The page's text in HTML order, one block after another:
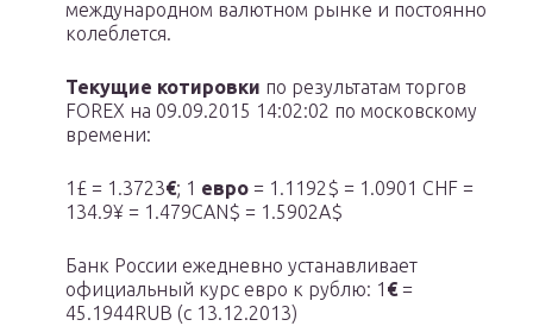
международном валютном рынке и постоянно
колеблется.
Текущие котировки по результатам торгов
FOREX на 09.09.2015 14:02:02 по московскому
времени:
1£ = 1.3723€; 1 евро = 1.1192$ = 1.0901 CHF =
134.9¥ = 1.479CAN$ = 1.5902A$
Банк России ежедневно устанавливает
официальный курс евро к рублю: 1 € =
45.1944RUB (c 13.12.2013)